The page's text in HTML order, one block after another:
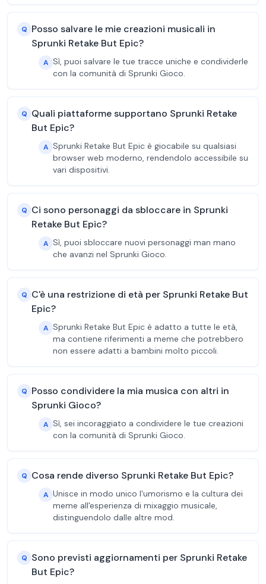
Q Posso salvare le mie creazioni musicali in
Sprunki Retake But Epic?
A Sì, puoi salvare le tue tracce uniche e condividerle
con la comunità di Sprunki Gioco.
Q Quali piattaforme supportano Sprunki Retake
But Epic?
A Sprunki Retake But Epic è giocabile su qualsiasi
browser web moderno, rendendolo accessibile su
vari dispositivi.
Q Ci sono personaggi da sbloccare in Sprunki
Retake But Epic?
A Sì, puoi sbloccare nuovi personaggi man mano
che avanzi nel Sprunki Gioco.
Q C'è una restrizione di età per Sprunki Retake But
Epic?
A Sprunki Retake But Epic è adatto a tutte le età,
ma contiene riferimenti a meme che potrebbero
non essere adatti a bambini molto piccoli.
Q Posso condividere la mia musica con altri in
Sprunki Gioco?
A Sì, sei incoraggiato a condividere le tue creazioni
con la comunità di Sprunki Gioco.
Q Cosa rende diverso Sprunki Retake But Epic?
A Unisce in modo unico l'umorismo e la cultura dei
meme all'esperienza di mixaggio musicale,
distinguendolo dalle altre mod.
Q Sono previsti aggiornamenti per Sprunki Retake
But Epic?